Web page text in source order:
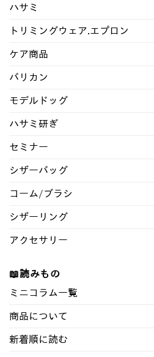
ハサミ
トリミングウェア.エプロン
ケア商品
バリカン
モデルドッグ
ハサミ研ぎ
セミナー
シザーバッグ
コーム/ブラシ
シザーリング
アクセサリー
📖読みもの
ミニコラム一覧
商品について
新着順に読む